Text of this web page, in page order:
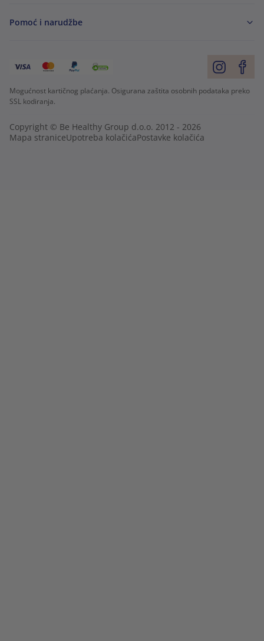
Pomoć i narudžbe
Mogućnost kartičnog plaćanja. Osigurana zaštita osobnih podataka preko
SSL kodiranja.
Copyright © Be Healthy Group d.o.o. 2012 - 2026
Mapa straniceUpotreba kolačićaPostavke kolačića